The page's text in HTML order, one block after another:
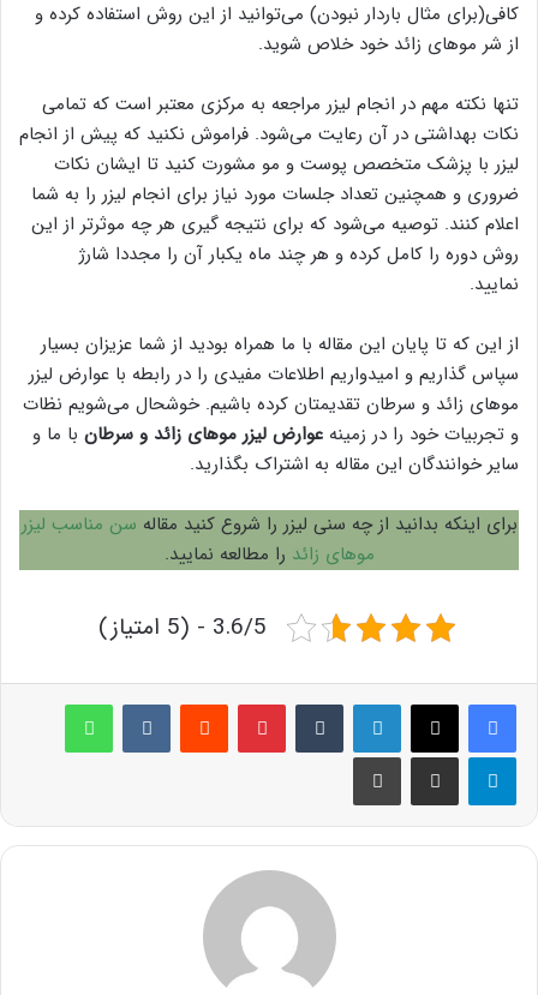
کافی(برای مثال باردار نبودن) می‌توانید از این روش استفاده کرده و
از شر موهای زائد خود خلاص شوید.
تنها نکته مهم در انجام لیزر مراجعه به مرکزی معتبر است که تمامی
نکات بهداشتی در آن رعایت می‌شود. فراموش نکنید که پیش از انجام
لیزر با پزشک متخصص پوست و مو مشورت کنید تا ایشان نکات
ضروری و همچنین تعداد جلسات مورد نیاز برای انجام لیزر را به شما
اعلام کنند. توصیه می‌شود که برای نتیجه گیری هر چه موثر‌تر از این
روش دوره را کامل کرده و هر چند ماه یکبار آن را مجددا شارژ
نمایید.
از این که تا پایان این مقاله با ما همراه بودید از شما عزیزان بسیار
سپاس گذاریم و امیدواریم اطلاعات مفیدی را در رابطه با عوارض لیزر
موهای زائد و سرطان تقدیمتان کرده باشیم. خوشحال می‌شویم نظات
و تجربیات خود را در زمینه عوارض لیزر موهای زائد و سرطان با ما و
سایر خوانندگان این مقاله به اشتراک بگذارید.
برای اینکه بدانید از چه سنی لیزر را شروع کنید مقاله سن مناسب لیزر
موهای زائد را مطالعه نمایید.
3.6/5 - (5 امتیاز)
لینکدین ‫تامبلر پینترست‫رددیت ‫VKontakteواتس آپ
تلگرام اشتراک گذاری از طریق ایمیل چاپ